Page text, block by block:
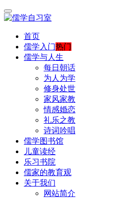
首页
儒学入门热门
儒学与人生
每日朝话
为人为学
修身处世
家风家教
情感婚恋
礼乐之教
诗词吟唱
儒学图书馆
儿童读经
乐习书院
儒家的教育观
关于我们
网站简介